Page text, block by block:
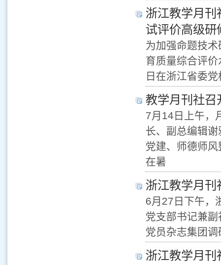
浙江教学月刊
试评价高级研
为加强命题技
育质量综合评
日在浙江省委
教学月刊社召
7月14日上午，
长、副总编辑
党建、师德师
在暑
浙江教学月刊
​6月27日下午，
党支部书记兼
党员杂志集团
浙江教学月刊